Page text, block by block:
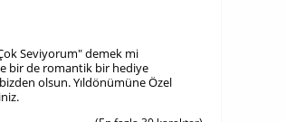
Seviyorum" demek mi
bir de romantik bir hediye
olsun. Yıldönümüne Özel